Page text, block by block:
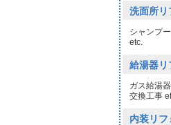
洗面所リ
シャンプ
etc.
給湯器リ
ガス給湯
交換工事
内装リフ